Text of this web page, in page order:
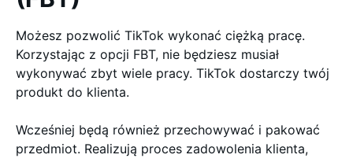
Możesz pozwolić TikTok wykonać ciężką pracę.
Korzystając z opcji FBT, nie będziesz musiał
wykonywać zbyt wiele pracy. TikTok dostarczy twój
produkt do klienta.
Wcześniej będą również przechowywać i pakować
przedmiot. Realizują proces zadowolenia klienta,